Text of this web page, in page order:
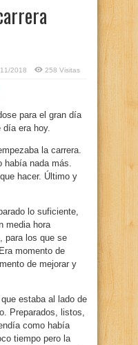
2018 258 Visitas
para el gran día
era hoy.
la carrera.
nada más.
hacer. Último y
lo suficiente,
media hora
para los que se
momento de
de mejorar y
estaba al lado de
Preparados, listos,
como había
tiempo pero la